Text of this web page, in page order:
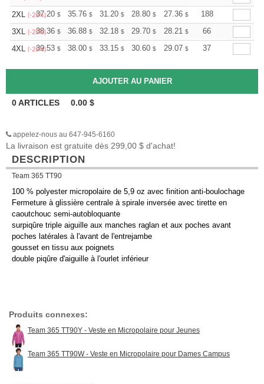
2XL (-25%)37.20 $ 35.76 $ 31.20 $ 28.80 $ 27.36 $ 26.88
188
3XL (-25%)38.36 $ 36.88 $ 32.18 $ 29.70 $ 28.21 $ 27.72
66
4XL (-25%)39.53 $ 38.00 $ 33.15 $ 30.60 $ 29.07 $ 28.56
37
0ARTICLES 0.00 $
appelez-nous au 647-945-6160
La livraison est gratuite dès 299,00 $ d'achat!
DESCRIPTION
Team 365 TT90
100 % polyester micropolaire de 5,9 oz avec finition anti-boulochage
Fermeture à glissière centrale à spirale inversée avec tirette en
caoutchouc semi-autobloquante
surpiqûre triple aiguille aux manches raglan et aux poches avant
poches latérales à l'avant de l'entrejambe
gousset en tissu aux poignets
double piqûre d'aiguille à l'ourlet inférieur
Produits connexes:
Team 365 TT90Y - Veste en Micropolaire pour Jeunes
Team 365 TT90W - Veste en Micropolaire pour Dames Campus